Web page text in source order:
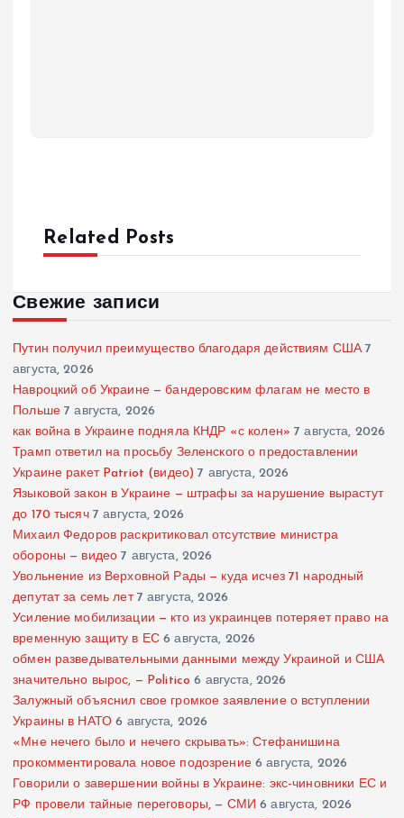
Related Posts
Свежие записи
Путин получил преимущество благодаря действиям США 7
августа, 2026
Навроцкий об Украине — бандеровским флагам не место в
Польше 7 августа, 2026
как война в Украине подняла КНДР «с колен» 7 августа, 2026
Трамп ответил на просьбу Зеленского о предоставлении
Украине ракет Patriot (видео) 7 августа, 2026
Языковой закон в Украине — штрафы за нарушение вырастут
до 170 тысяч 7 августа, 2026
Михаил Федоров раскритиковал отсутствие министра
обороны — видео 7 августа, 2026
Увольнение из Верховной Рады — куда исчез 71 народный
депутат за семь лет 7 августа, 2026
Усиление мобилизации — кто из украинцев потеряет право на
временную защиту в ЕС 6 августа, 2026
обмен разведывательными данными между Украиной и США
значительно вырос, — Politico 6 августа, 2026
Залужный объяснил свое громкое заявление о вступлении
Украины в НАТО 6 августа, 2026
«Мне нечего было и нечего скрывать»: Стефанишина
прокомментировала новое подозрение 6 августа, 2026
Говорили о завершении войны в Украине: экс-чиновники ЕС и
РФ провели тайные переговоры, — СМИ 6 августа, 2026